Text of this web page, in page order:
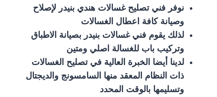
نوفر فني تصليح غسالات هندي بنيدر لإصلاح
وصيانة كافة اعطال الغسالات
لذلك يقوم فني غسالات بنيدر بصيانة الاطباق
وتركيب باب للغسالة اصلي ومتين
لدينا أيضا الخبرة العالية في تصليح الغسالات
ذات النظام المعقد منها السامسونج والديجتال
وتسليمها بالوقت المحدد